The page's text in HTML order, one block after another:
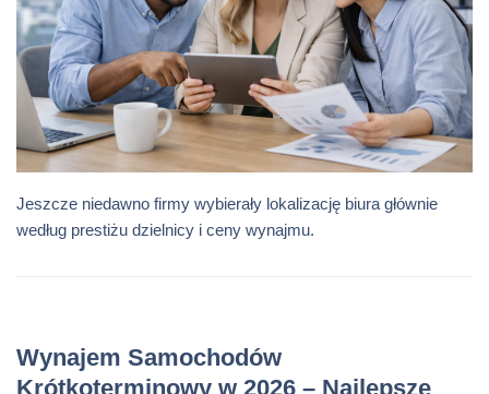
Jeszcze niedawno firmy wybierały lokalizację biura głównie
według prestiżu dzielnicy i ceny wynajmu.
Wynajem Samochodów
Krótkoterminowy w 2026 – Najlepsze